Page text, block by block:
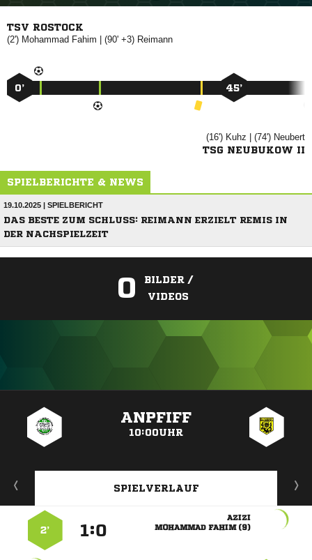
TSV ROSTOCK
(2')   | (90' +3) 
0’ 45’
(16')  | (74') 
TSG NEUBUKOW II
SPIELBERICHTE & NEWS
19.10.2025 | SPIELBERICHT
DAS BESTE ZUM SCHLUSS: REIMANN ERZIELT REMIS IN
DER NACHSPIELZEIT
0
BILDER /
VIDEOS
ANPFIFF
10:00UHR
SPIELVERLAUF

  
:
2’